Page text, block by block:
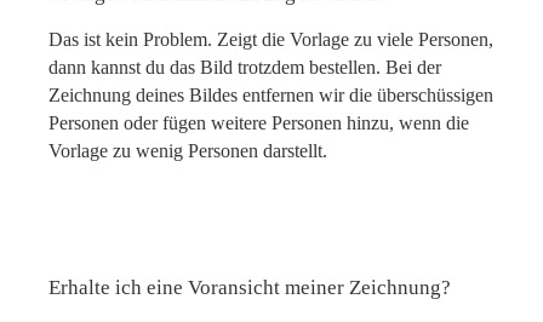
Das ist kein Problem. Zeigt die Vorlage zu viele Personen,
dann kannst du das Bild trotzdem bestellen. Bei der
Zeichnung deines Bildes entfernen wir die überschüssigen
Personen oder fügen weitere Personen hinzu, wenn die
Vorlage zu wenig Personen darstellt.
Erhalte ich eine Voransicht meiner Zeichnung?